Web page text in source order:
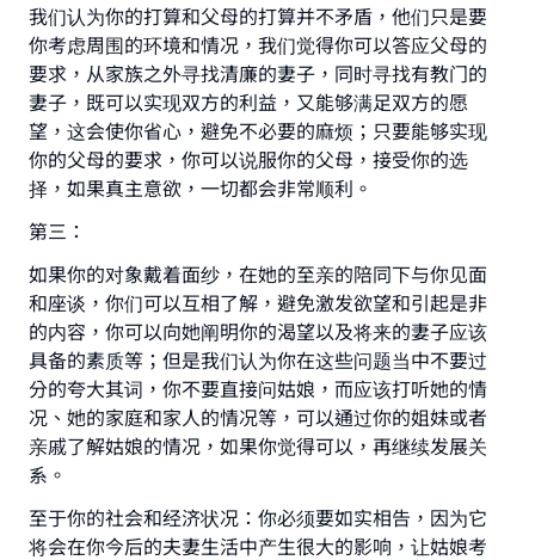
我们认为你的打算和父母的打算并不矛盾，他们只是要
你考虑周围的环境和情况，我们觉得你可以答应父母的
要求，从家族之外寻找清廉的妻子，同时寻找有教门的
妻子，既可以实现双方的利益，又能够满足双方的愿
望，这会使你省心，避免不必要的麻烦；只要能够实现
你的父母的要求，你可以说服你的父母，接受你的选
择，如果真主意欲，一切都会非常顺利。
第三：
如果你的对象戴着面纱，在她的至亲的陪同下与你见面
和座谈，你们可以互相了解，避免激发欲望和引起是非
的内容，你可以向她阐明你的渴望以及将来的妻子应该
具备的素质等；但是我们认为你在这些问题当中不要过
分的夸大其词，你不要直接问姑娘，而应该打听她的情
况、她的家庭和家人的情况等，可以通过你的姐妹或者
亲戚了解姑娘的情况，如果你觉得可以，再继续发展关
系。
至于你的社会和经济状况：你必须要如实相告，因为它
将会在你今后的夫妻生活中产生很大的影响，让姑娘考
Make an impact on millions of lives
with your contribution today
Your support is crucial for our mission.
The Prophet (ﷺ) said:
good will earn the same reward as those who
do it."